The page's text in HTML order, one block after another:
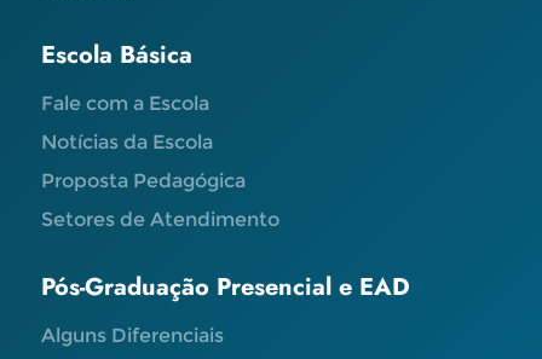
Escola Básica
Fale com a Escola
Notícias da Escola
Proposta Pedagógica
Setores de Atendimento
Pós-Graduação Presencial e EAD
Alguns Diferenciais